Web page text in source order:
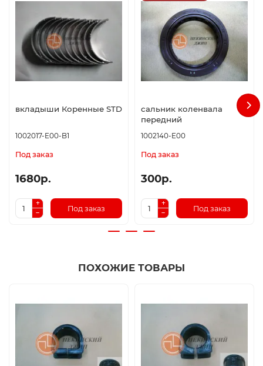
вкладыши Коренные STD
1002017-E00-B1
Под заказ
1680р.
Под заказ
сальник коленвала
передний
1002140-E00
Под заказ
300р.
Под заказ
ПОХОЖИЕ ТОВАРЫ